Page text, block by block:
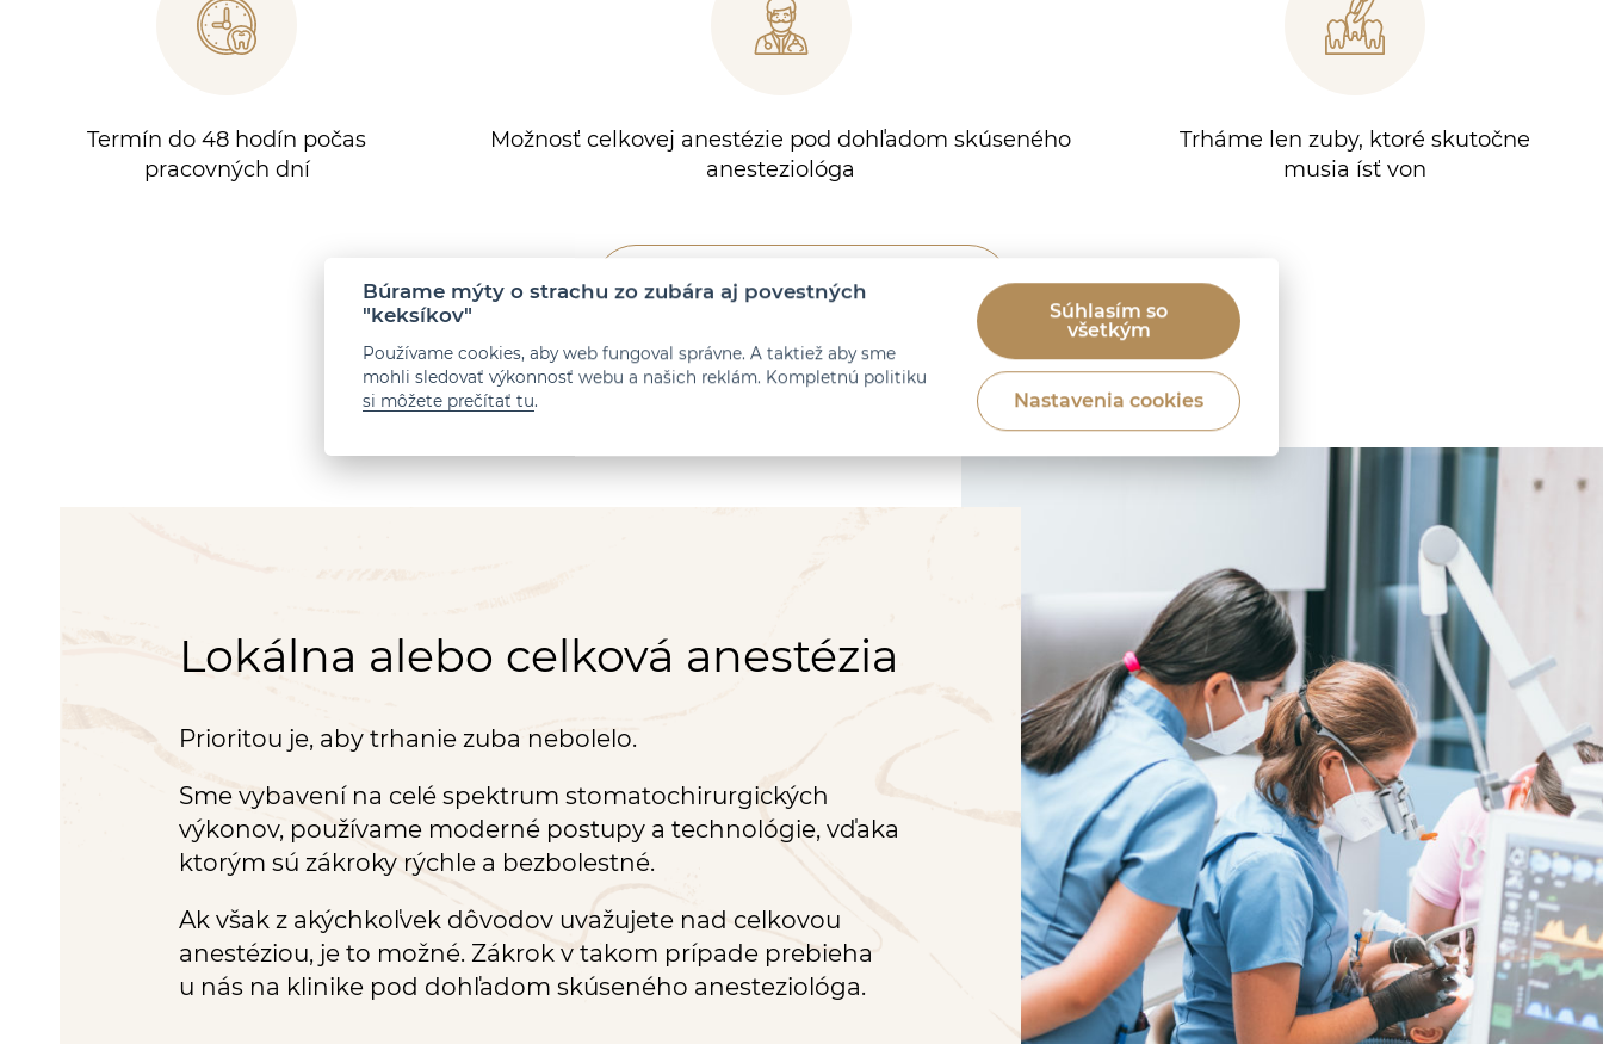
Termín do 48 hodín počas
pracovných dní
Možnosť celkovej anestézie pod dohľadom skúseného
anesteziológa
Trháme len zuby, ktoré skutočne
musia ísť von
Spoznajte Schill Dental Clinic
Lokálna alebo celková anestézia
Prioritou je, aby trhanie zuba nebolelo.
Sme vybavení na celé spektrum stomatochirurgických
výkonov, používame moderné postupy a technológie, vďaka
ktorým sú zákroky rýchle a bezbolestné.
Ak však z akýchkoľvek dôvodov uvažujete nad celkovou
anestéziou, je to možné. Zákrok v takom prípade prebieha
u nás na klinike pod dohľadom skúseného anesteziológa.
Búrame mýty o strachu zo zubára aj povestných
"keksíkov"
Používame cookies, aby web fungoval správne. A taktiež aby sme
mohli sledovať výkonnosť webu a našich reklám. Kompletnú politiku
si môžete prečítať tu.
Súhlasím so
všetkým
Nastavenia cookies